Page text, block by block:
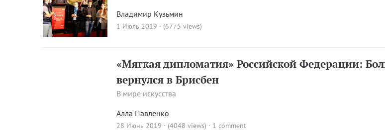
Владимир Кузьмин
1 Июль 2019 · (6775 views)
«Мягкая дипломатия» Российской Федерации:
вернулся в Брисбен
В мире искусства
Алла Павленко
28 Июнь 2019 · (4048 views) · 1 comment